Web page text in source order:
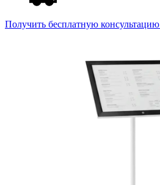
Получить бесплатную консультацию